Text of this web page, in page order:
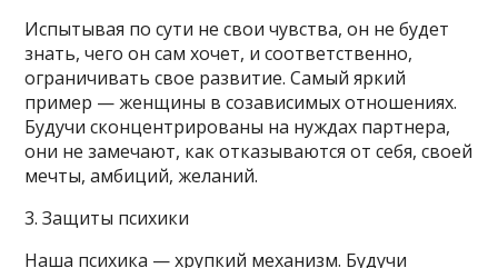
Испытывая по сути не свои чувства, он не будет
знать, чего он сам хочет, и соответственно,
ограничивать свое развитие. Самый яркий
пример — женщины в созависимых отношениях.
Будучи сконцентрированы на нуждах партнера,
они не замечают, как отказываются от себя, своей
мечты, амбиций, желаний.
3. Защиты психики
Наша психика — хрупкий механизм. Будучи